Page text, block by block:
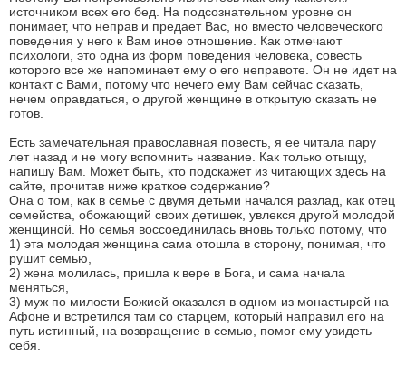
источником всех его бед. На подсознательном уровне он
понимает, что неправ и предает Вас, но вместо человеческого
поведения у него к Вам иное отношение. Как отмечают
психологи, это одна из форм поведения человека, совесть
которого все же напоминает ему о его неправоте. Он не идет на
контакт с Вами, потому что нечего ему Вам сейчас сказать,
нечем оправдаться, о другой женщине в открытую сказать не
готов.
Есть замечательная православная повесть, я ее читала пару
лет назад и не могу вспомнить название. Как только отыщу,
напишу Вам. Может быть, кто подскажет из читающих здесь на
сайте, прочитав ниже краткое содержание?
Она о том, как в семье с двумя детьми начался разлад, как отец
семейства, обожающий своих детишек, увлекся другой молодой
женщиной. Но семья воссоединилась вновь только потому, что
1) эта молодая женщина сама отошла в сторону, понимая, что
рушит семью,
2) жена молилась, пришла к вере в Бога, и сама начала
меняться,
3) муж по милости Божией оказался в одном из монастырей на
Афоне и встретился там со старцем, который направил его на
путь истинный, на возвращение в семью, помог ему увидеть
себя.